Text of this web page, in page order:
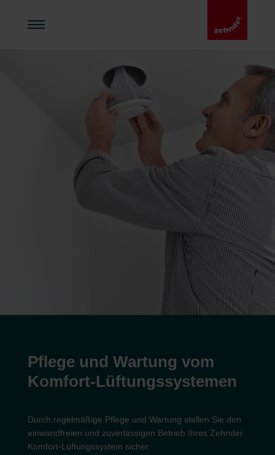
Pflege und Wartung vom
Komfort-Lüftungssystemen
Durch regelmäßige Pflege und Wartung stellen Sie den
einwandfreien und zuverlässigen Betrieb Ihres Zehnder
Komfort-Lüftungssystem sicher.